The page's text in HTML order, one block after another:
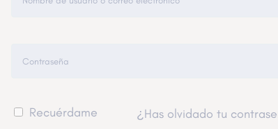
Recuérdame ¿Has olvidado tu